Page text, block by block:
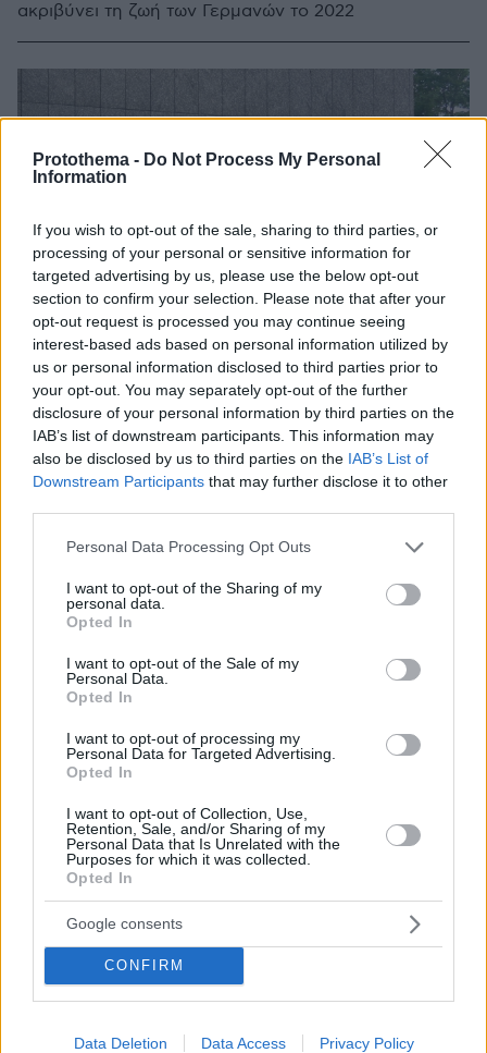
Protothema - Do Not Process My Personal
Information
If you wish to opt-out of the sale, sharing to third parties, or
processing of your personal or sensitive information for
targeted advertising by us, please use the below opt-out
section to confirm your selection. Please note that after your
opt-out request is processed you may continue seeing
interest-based ads based on personal information utilized by
us or personal information disclosed to third parties prior to
your opt-out. You may separately opt-out of the further
disclosure of your personal information by third parties on the
IAB’s list of downstream participants. This information may
also be disclosed by us to third parties on the IAB’s List of
Downstream Participants that may further disclose it to other
Please note that this website/app uses one or more Google
not limited to your visit or usage behaviour. You may click to
grant or deny consent to Google and its third-party tags to
use your data for below specified purposes in below Google
consent section.
Personal Data Processing Opt Outs
I want to opt-out of the Sharing of my
personal data.
Opted In
I want to opt-out of the Sale of my
Personal Data.
Opted In
I want to opt-out of processing my
Personal Data for Targeted Advertising.
Opted In
I want to opt-out of Collection, Use,
Retention, Sale, and/or Sharing of my
Personal Data that Is Unrelated with the
Purposes for which it was collected.
Opted In
Google consents
CONFIRM
Data Deletion Data Access Privacy Policy
ακριβύνει τη ζωή των Γερμανών το 2022
Τα σενάρια διαδοχής του Γενς Βάιντμαν είναι πολλά -
Θα αναλάβει για πρώτη φορά γυναίκα την προεδρία
22.10.2021, 09:08